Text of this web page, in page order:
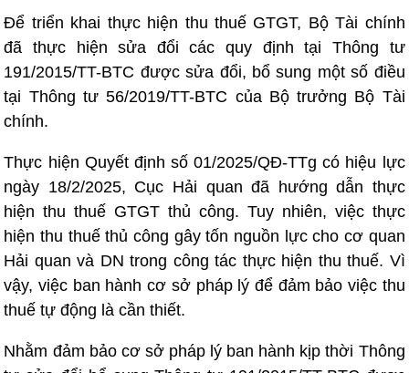
Để triển khai thực hiện thu thuế GTGT, Bộ Tài chính
đã thực hiện sửa đổi các quy định tại Thông tư
191/2015/TT-BTC được sửa đổi, bổ sung một số điều
tại Thông tư 56/2019/TT-BTC của Bộ trưởng Bộ Tài
chính.
Thực hiện Quyết định số 01/2025/QĐ-TTg có hiệu lực
ngày 18/2/2025, Cục Hải quan đã hướng dẫn thực
hiện thu thuế GTGT thủ công. Tuy nhiên, việc thực
hiện thu thuế thủ công gây tốn nguồn lực cho cơ quan
Hải quan và DN trong công tác thực hiện thu thuế. Vì
vậy, việc ban hành cơ sở pháp lý để đảm bảo việc thu
thuế tự động là cần thiết.
Nhằm đảm bảo cơ sở pháp lý ban hành kịp thời Thông